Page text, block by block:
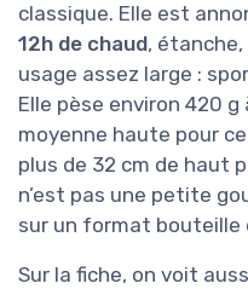
classique. Elle est
12h de chaud, étanche,
usage assez large :
Elle pèse environ 420
moyenne haute pour
plus de 32 cm de haut
n’est pas une petite
sur un format bouteille
Sur la fiche, on voit